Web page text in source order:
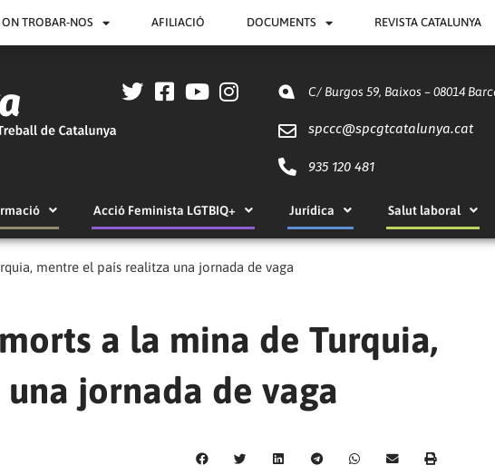
ON TROBAR-NOS AFILIACIÓ DOCUMENTS REVISTA CATALUNYA
C/ Burgos 59, Baixos – 08014
spccc@spcgtcatalunya.cat
935 120 481
Acció Feminista LGTBIQ+ Jurídica Salut laboral
mentre el país realitza una jornada de vaga
a la mina de Turquia,
jornada de vaga